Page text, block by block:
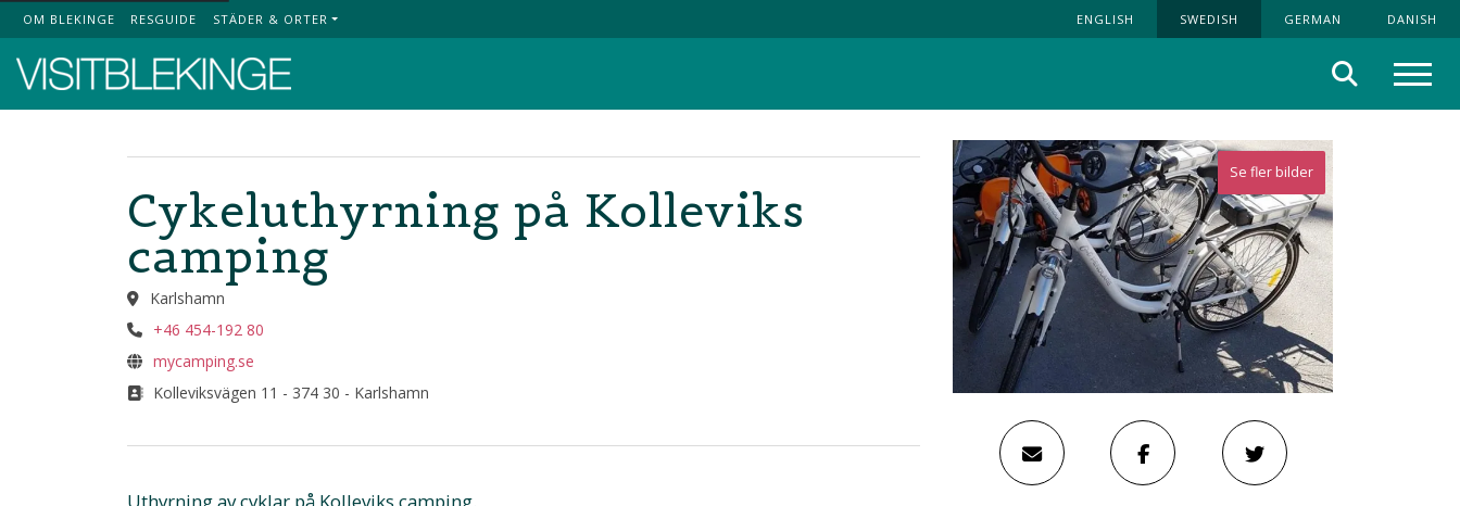
Top Menu
OM BLEKINGE RESGUIDE STÄDER & ORTER ENGLISH SWEDISH GERMAN DANISH
Sök
Se fler bilder
Cykeluthyrning på Kolleviks
camping
Karlshamn
+46 454-192 80
mycamping.se
Kolleviksvägen 11 - 374 30 - Karlshamn
Uthyrning av cyklar på Kolleviks camping.